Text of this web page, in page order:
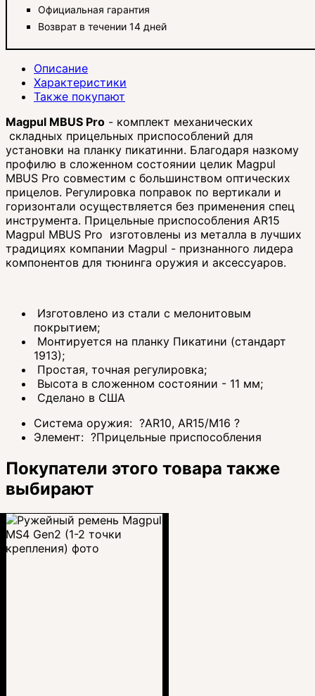
Официальная гарантия
Возврат в течении 14 дней
Описание
Характеристики
Также покупают
Magpul MBUS Pro - комплект механических
складных прицельных приспособлений для
установки на планку пикатинни. Благодаря назкому
профилю в сложенном состоянии целик Magpul
MBUS Pro совместим с большинством оптических
прицелов. Регулировка поправок по вертикали и
горизонтали осуществляется без применения спец
инструмента. Прицельные приспособления AR15
Magpul MBUS Pro изготовлены из металла в лучших
традициях компании Magpul - признанного лидера
компонентов для тюнинга оружия и аксессуаров.
Изготовлено из стали с мелонитовым
покрытием;
Монтируется на планку Пикатини (стандарт
1913);
Простая, точная регулировка;
Высота в сложенном состоянии - 11 мм;
Сделано в США
Система оружия: ?AR10, AR15/M16 ?
Элемент: ?Прицельные приспособления
Покупатели этого товара также
выбирают